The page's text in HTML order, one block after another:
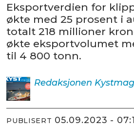
Eksportverdien for
økte med 25 prosent i
totalt 218 millioner
økte eksportvolumet
til 4 800 tonn.
Redaksjonen
PUBLISERT 05.09.2023 -